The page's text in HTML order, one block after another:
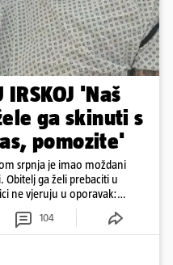
IRSKOJ 'Naš
ga skinuti s
pomozite'
srpnja je imao moždani
Obitelj ga želi prebaciti u
ne vjeruju u oporavak:
104